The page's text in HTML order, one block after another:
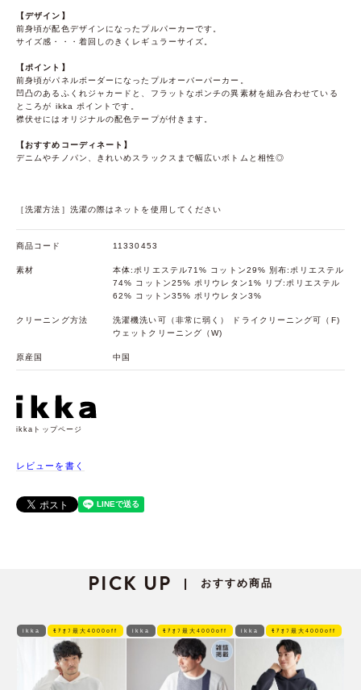
【デザイン】
前身頃が配色デザインになったプルパーカーです。
サイズ感・・・着回しのきくレギュラーサイズ。
【ポイント】
前身頃がパネルボーダーになったプルオーバーパーカー。
凹凸のあるふくれジャカードと、フラットなポンチの異素材を組み合わせている
ところが ikka ポイントです。
襟伏せにはオリジナルの配色テープが付きます。
【おすすめコーディネート】
デニムやチノパン、きれいめスラックスまで幅広いボトムと相性◎
［洗濯方法］洗濯の際はネットを使用してください
商品コード 11330453
素材
本体:ポリエステル71% コットン29% 別布:ポリエステル
74% コットン25% ポリウレタン1% リブ:ポリエステル
62% コットン35% ポリウレタン3%
クリーニング方法
洗濯機洗い可（非常に弱く） ドライクリーニング可（F)
ウェットクリーニング（W)
原産国 中国
ikkaトップページ
レビューを書く
PICK UP | おすすめ商品
ikka ﾓｱｵﾌ最大4000off ikka ﾓｱｵﾌ最大4000off ikka ﾓｱｵﾌ最大4000off